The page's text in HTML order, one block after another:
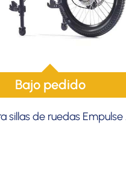
Bajo pedido
sillas de ruedas